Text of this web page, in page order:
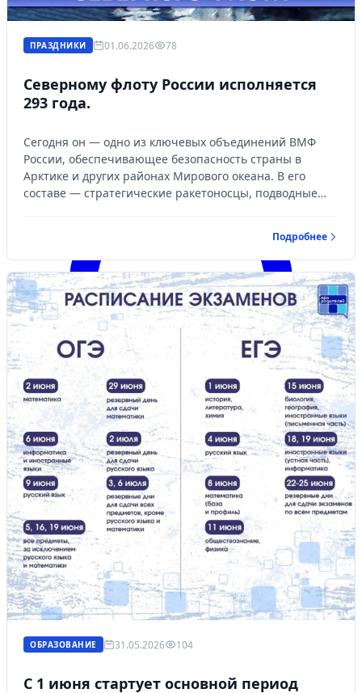
Войти
ПРАЗДНИКИ 01.06.2026 78
Северному флоту России исполняется
293 года.
Сегодня он — одно из ключевых объединений ВМФ
России, обеспечивающее безопасность страны в
Арктике и других районах Мирового океана. В его
составе — стратегические ракетоносцы, подводные
Подробнее
ОБРАЗОВАНИЕ 31.05.2026 104
С 1 июня стартует основной период